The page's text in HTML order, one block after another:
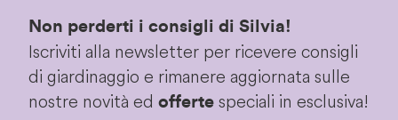
Non perderti i consigli di Silvia!
Iscriviti alla newsletter per ricevere consigli
di giardinaggio e rimanere aggiornata sulle
nostre novità ed offerte speciali in esclusiva!